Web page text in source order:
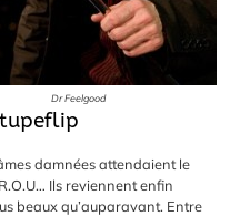
Dr Feelgood
damnées attendaient le
Ils reviennent enfin
beaux qu’auparavant. Entre